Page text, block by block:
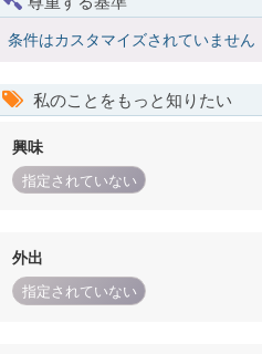
条件はカスタマイズされていません
私のことをもっと知りたい
興味
指定されていない
外出
指定されていない